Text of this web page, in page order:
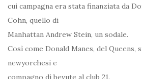
cui campagna era stata finanziata da
Cohn, quello di
Manhattan Andrew Stein, un sodale.
Così come Donald Manes, del Queens,
newyorchesi e
compagno di bevute al club 21.